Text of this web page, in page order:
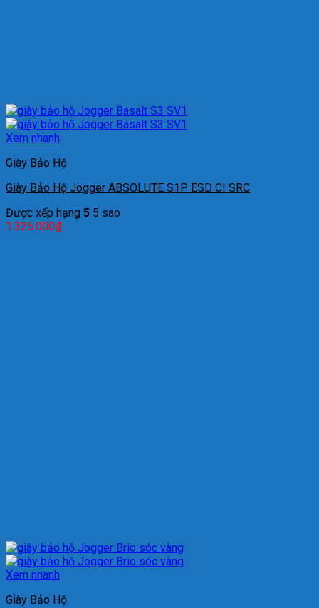
Xem nhanh
Giày Bảo Hộ
Giày Bảo Hộ Jogger ABSOLUTE S1P ESD CI SRC
Được xếp hạng 5 5 sao
1.325.000₫
Xem nhanh
Giày Bảo Hộ